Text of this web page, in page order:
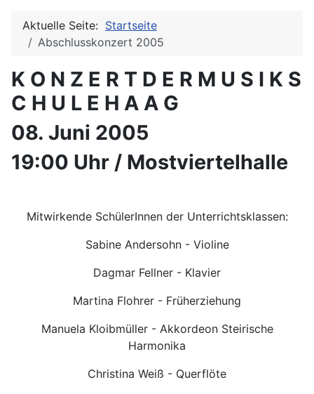
Aktuelle Seite: Startseite
Abschlusskonzert 2005
K O N Z E R T D E R M U S I K S
C H U L E H A A G
08. Juni 2005
19:00 Uhr / Mostviertelhalle
Mitwirkende SchülerInnen der Unterrichtsklassen:
Sabine Andersohn - Violine
Dagmar Fellner - Klavier
Martina Flohrer - Früherziehung
Manuela Kloibmüller - Akkordeon Steirische
Harmonika
Christina Weiß - Querflöte